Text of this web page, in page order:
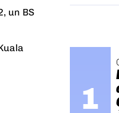
un BS